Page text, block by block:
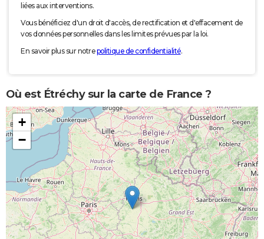
liées aux interventions.
Vous bénéficiez d'un droit d'accès, de rectification et d'effacement de
vos données personnelles dans les limites prévues par la loi.
En savoir plus sur notrepolitique de confidentialité.
Où est Étréchy sur la carte de France ?
+
−